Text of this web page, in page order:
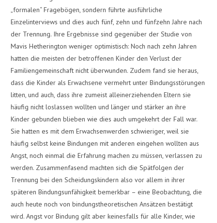
„formalen“ Fragebögen, sondern führte ausführliche
Einzelinterviews und dies auch fünf, zehn und fünfzehn Jahre nach
der Trennung. Ihre Ergebnisse sind gegenüber der Studie von
Mavis Hetherington weniger optimistisch: Noch nach zehn Jahren
hatten die meisten der betroffenen Kinder den Verlust der
Familiengemeinschaft nicht überwunden. Zudem fand sie heraus,
dass die Kinder als Erwachsene vermehrt unter Bindungsstörungen
litten, und auch, dass ihre zumeist alleinerziehenden Eltern sie
häufig nicht loslassen wollten und länger und stärker an ihre
Kinder gebunden blieben wie dies auch umgekehrt der Fall war.
Sie hatten es mit dem Erwachsenwerden schwieriger, weil sie
häufig selbst keine Bindungen mit anderen eingehen wollten aus
Angst, noch einmal die Erfahrung machen zu müssen, verlassen zu
werden. Zusammenfasend machten sich die Spätfolgen der
Trennung bei den Scheidungskindern also vor allem in ihrer
späteren Bindungsunfähigkeit bemerkbar – eine Beobachtung, die
auch heute noch von bindungstheoretischen Ansätzen bestätigt
wird. Angst vor Bindung gilt aber keinesfalls für alle Kinder, wie